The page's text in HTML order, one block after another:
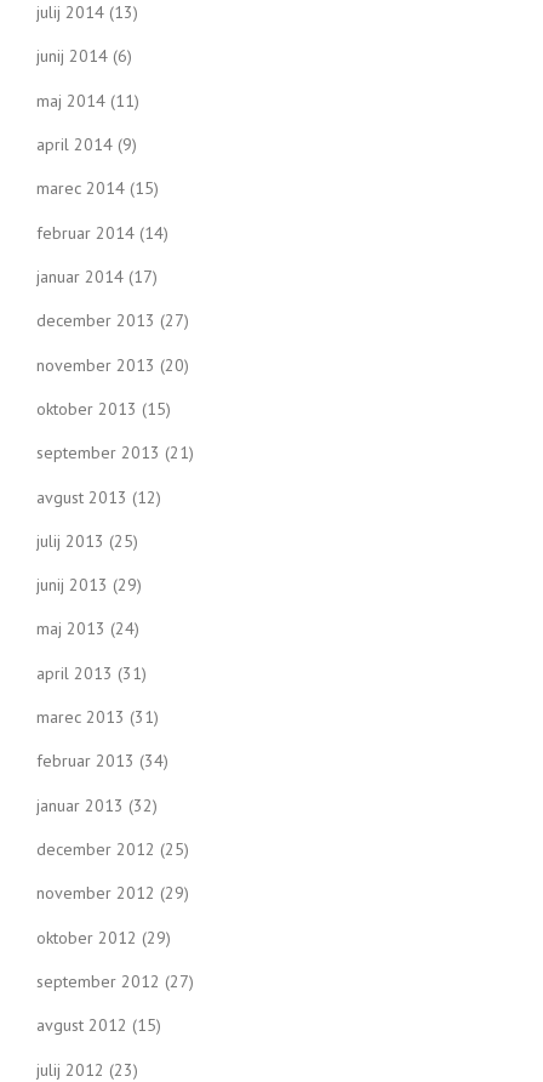
julij 2014 (13)
junij 2014 (6)
maj 2014 (11)
april 2014 (9)
marec 2014 (15)
februar 2014 (14)
januar 2014 (17)
december 2013 (27)
november 2013 (20)
oktober 2013 (15)
september 2013 (21)
avgust 2013 (12)
julij 2013 (25)
junij 2013 (29)
maj 2013 (24)
april 2013 (31)
marec 2013 (31)
februar 2013 (34)
januar 2013 (32)
december 2012 (25)
november 2012 (29)
oktober 2012 (29)
september 2012 (27)
avgust 2012 (15)
julij 2012 (23)